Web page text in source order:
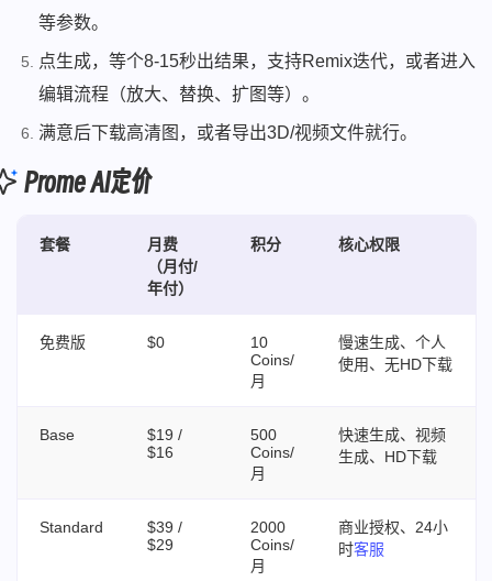
等参数。
点生成，等个8-15秒出结果，支持Remix迭代，或者进入
编辑流程（放大、替换、扩图等）。
满意后下载高清图，或者导出3D/视频文件就行。
Prome AI定价
套餐
月费
（月付/
年付）
积分 核心权限
免费版 $0
10
Coins/
月
慢速生成、个人
使用、无HD下载
Base
$19 /
$16
500
Coins/
月
快速生成、视频
生成、HD下载
Standard
$39 /
$29
2000
Coins/
月
商业授权、24小
时客服